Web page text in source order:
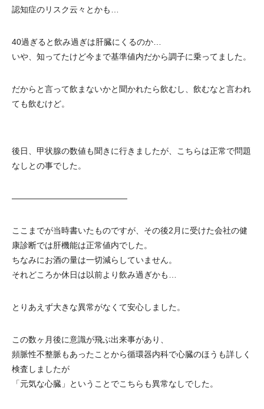
認知症のリスク云々とかも…
40過ぎると飲み過ぎは肝臓にくるのか…
いや、知ってたけど今まで基準値内だから調子に乗ってました。
だからと言って飲まないかと聞かれたら飲むし、飲むなと言われ
ても飲むけど。
後日、甲状腺の数値も聞きに行きましたが、こちらは正常で問題
なしとの事でした。
——————————————
ここまでが当時書いたものですが、その後2月に受けた会社の健
康診断では肝機能は正常値内でした。
ちなみにお酒の量は一切減らしていません。
それどころか休日は以前より飲み過ぎかも…
とりあえず大きな異常がなくて安心しました。
この数ヶ月後に意識が飛ぶ出来事があり、
頻脈性不整脈もあったことから循環器内科で心臓のほうも詳しく
検査しましたが
「元気な心臓」ということでこちらも異常なしでした。